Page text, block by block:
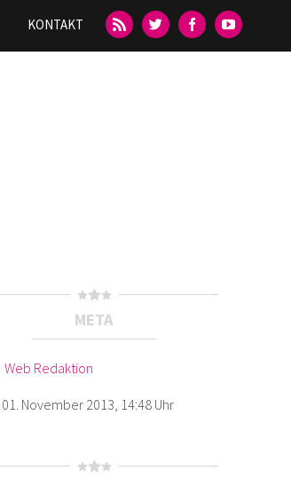
KONTAKT
META
Web Redaktion
01. November 2013, 14:48 Uhr